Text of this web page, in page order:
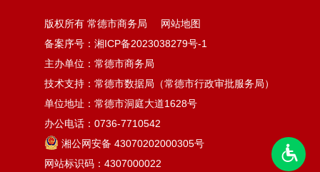
版权所有 常德市商务局
网站地图
备案序号： 湘ICP备2023038279号-1
主办单位：常德市商务局
技术支持：常德市数据局（常德市行政审批服务局）
单位地址：常德市洞庭大道1628号
办公电话：0736-7710542
湘公网安备 43070202000305号
网站标识码：4307000022